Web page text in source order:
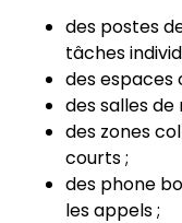
des postes
tâches
des espaces
des salles
des zones
courts ;
des phone
les appels ;